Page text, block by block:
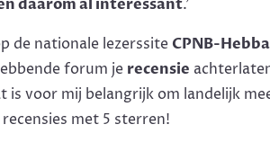
daarom al interessant.’
de nationale lezerssite CPNB-
forum je recensie
is voor mij belangrijk om landelijk
met 5 sterren!